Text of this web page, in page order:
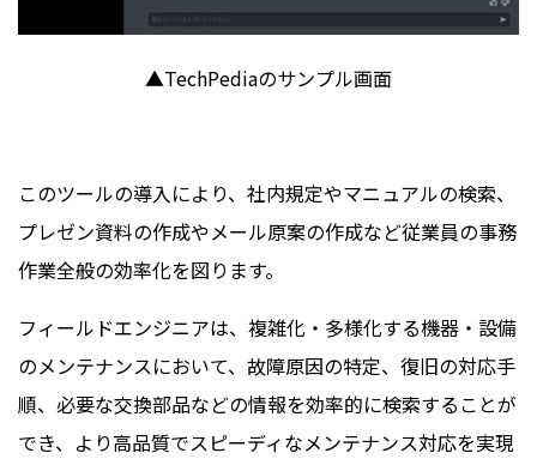
▲TechPediaのサンプル画面
このツールの導入により、社内規定やマニュアルの検索、
プレゼン資料の作成やメール原案の作成など従業員の事務
作業全般の効率化を図ります。
フィールドエンジニアは、複雑化・多様化する機器・設備
のメンテナンスにおいて、故障原因の特定、復旧の対応手
順、必要な交換部品などの情報を効率的に検索することが
でき、より高品質でスピーディなメンテナンス対応を実現